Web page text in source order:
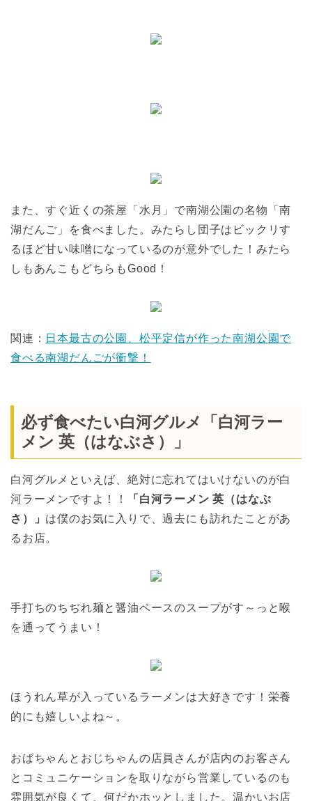
また、すぐ近くの茶屋「水月」で南湖公園の名物「南
湖だんご」を食べました。みたらし団子はビックリす
るほど甘い味噌になっているのが意外でした！みたら
しもあんこもどちらもGood！
関連： 日本最古の公園、松平定信が作った南湖公園で
食べる南湖だんごが衝撃！
必ず食べたい白河グルメ「白河ラー
メン 英（はなぶさ）」
白河グルメといえば、絶対に忘れてはいけないのが白
河ラーメンですよ！！
「白河ラーメン 英（はなぶ
さ）」 は僕のお気に入りで、過去にも訪れたことがあ
るお店。
手打ちのちぢれ麺と醤油ベースのスープがす～っと喉
を通ってうまい！
ほうれん草が入っているラーメンは大好きです！栄養
的にも嬉しいよね～。
おばちゃんとおじちゃんの店員さんが店内のお客さん
とコミュニケーションを取りながら営業しているのも
雰囲気が良くて、何だかホッとしました。温かいお店